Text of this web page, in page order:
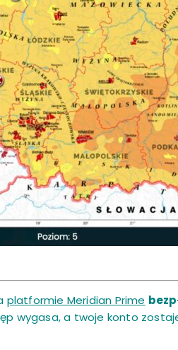
platformie Meridian Prime
wygasa, a twoje konto